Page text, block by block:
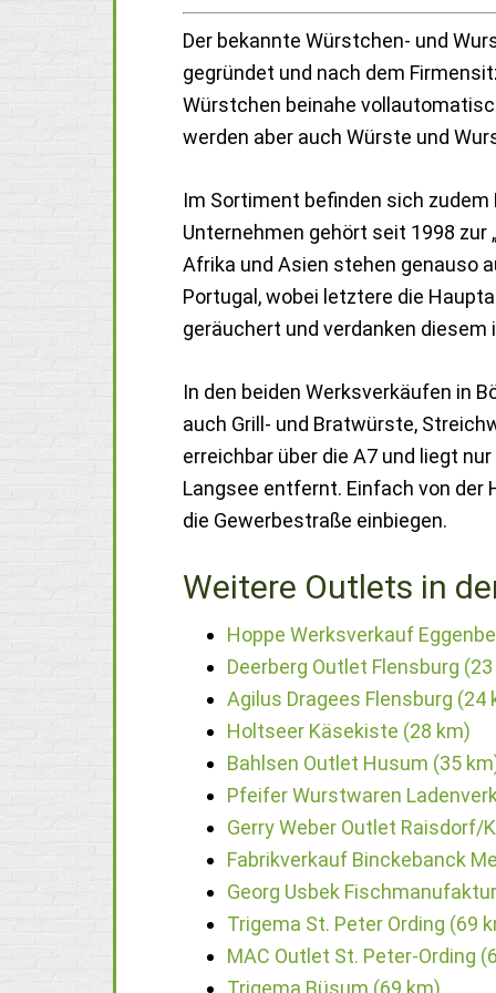
Der bekannte Würstchen- und
gegründet und nach dem
Würstchen beinahe
werden aber auch Würste und
Im Sortiment befinden sich
Unternehmen gehört seit 1998 zur
Afrika und Asien stehen genauso
Portugal, wobei letztere die
geräuchert und verdanken diesem
In den beiden Werksverkäufen in
auch Grill- und Bratwürste,
erreichbar über die A7 und liegt
Langsee entfernt. Einfach von
die Gewerbestraße einbiegen.
Weitere Outlets in
Hoppe Werksverkauf
Deerberg Outlet Flensburg
Agilus Dragees Flensburg (24
Holtseer Käsekiste (28 km)
Bahlsen Outlet Husum (35
Pfeifer Wurstwaren
Gerry Weber Outlet Raisdorf/
Fabrikverkauf Binckebanck
Georg Usbek
Trigema St. Peter Ording (69
MAC Outlet St. Peter-Ording
Trigema Büsum (69 km)